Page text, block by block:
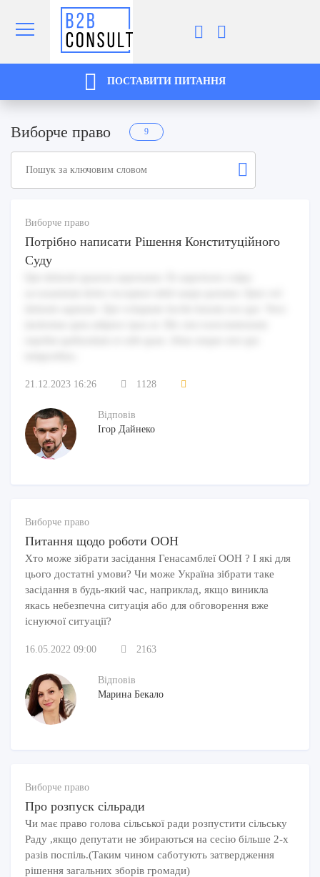
ПОСТАВИТИ ПИТАННЯ
Виборче право 9
Виборче право
Потрібно написати Рішення Конституційного
Суду
21.12.2023 16:26 1128
Відповів
Ігор Дайнеко
Виборче право
Питання щодо роботи ООН
Хто може зібрати засідання Генасамблеї ООН ? І які для
цього достатні умови? Чи може Україна зібрати таке
засідання в будь-який час, наприклад, якщо виникла
якась небезпечна ситуація або для обговорення вже
існуючої ситуації?
16.05.2022 09:00 2163
Відповів
Марина Бекало
Виборче право
Про розпуск сільради
Чи має право голова сільської ради розпустити сільську
Раду ,якщо депутати не збираються на сесію більше 2-х
разів поспіль.(Таким чином саботують затвердження
рішення загальних зборів громади)